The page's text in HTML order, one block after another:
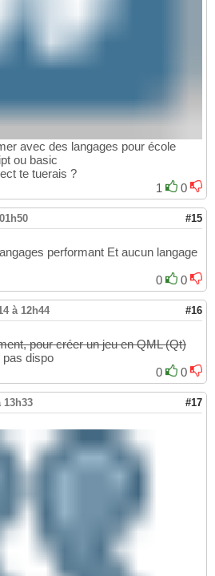
avec des langages pour école
ou basic
te tuerais ?
1
0
#15
performant Et aucun langage
0
0
à 12h44 #16
pour créer un jeu en QML (Qt)
pas dispo
0
0
13h33 #17